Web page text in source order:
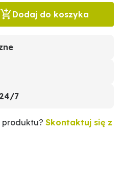
Dodaj do koszyka
7
produktu? Skontaktuj się z